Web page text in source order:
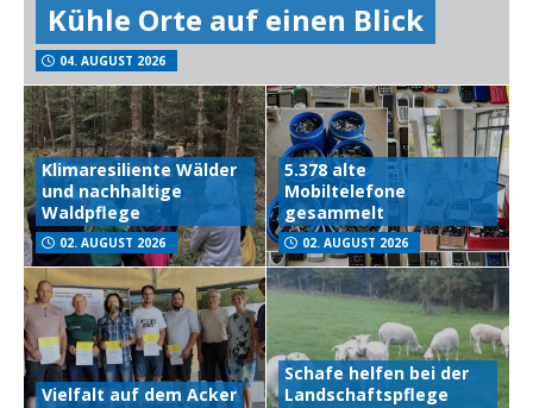
Kühle Orte auf einen Blick
04. AUGUST 2026
Klimaresiliente Wälder
und nachhaltige
Waldpflege
02. AUGUST 2026
5.378 alte
Mobiltelefone
gesammelt
02. AUGUST 2026
Vielfalt auf dem Acker
Schafe helfen bei der
Landschaftspflege